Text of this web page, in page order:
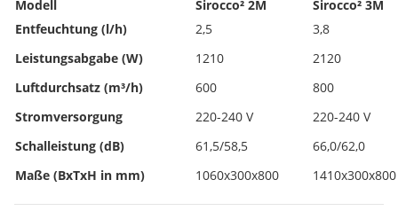
Modell Sirocco² 2M
Sirocco² 3M
Entfeuchtung (l/h)
2,5
3,8
Leistungsabgabe (W)
1210
2120
Luftdurchsatz (m³/h)
600
800
Stromversorgung
220-240 V
220-240 V
Schalleistung (dB)
61,5/58,5
66,0/62,0
Maße (BxTxH in mm)
1060x300x800 1410x300x800